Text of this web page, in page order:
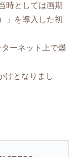
時としては画期
」を導入した初
ーネット上で爆
けとなりまし